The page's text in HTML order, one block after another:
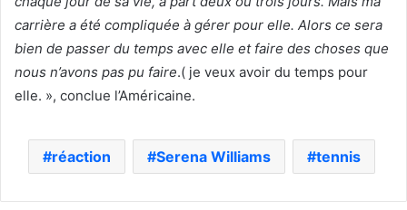
carrière a été compliquée à gérer pour elle. Alors ce sera
bien de passer du temps avec elle et faire des choses que
nous n’avons pas pu faire.( je veux avoir du temps pour
elle. », conclue l’Américaine.
réaction Serena Williams tennis